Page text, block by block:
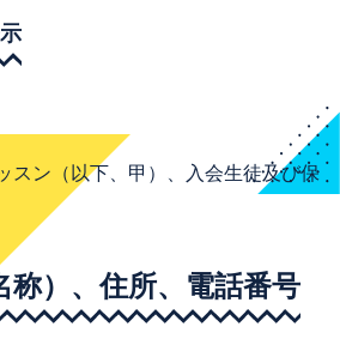
スン（以下、甲）、入会生徒及び保
称）、住所、電話番号